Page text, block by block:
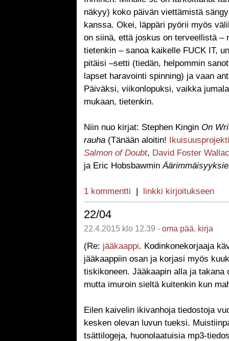
näkyy) koko päivän viettämistä
kanssa. Okei, läppäri pyörii myös
on siinä, että joskus on terveellistä –
tietenkin – sanoa kaikelle FUCK IT,
pitäisi –setti (tiedän, helpommin
lapset haravointi spinning) ja vaan
Päiväksi, viikonlopuksi, vaikka
mukaan, tietenkin.
Niin nuo kirjat: Stephen Kingin On
rauha (Tänään aloitin! Ikuisuusprojekti
Salmon of Doubt, David Foster
ja Eric Hobsbawmin
1 kommentti | linkki kirjoitukseen
22/04
22.4.2015 klo 12.39 - oma pää, kirja
(Re: jääkaappi. Kodinkonekorjaaja
jääkaappiin osan ja korjasi myös
tiskikoneen. Jääkaapin alla ja takana
mutta imuroin sieltä kuitenkin kun
Eilen kaivelin ikivanhoja tiedostoja
kesken olevan luvun tueksi.
tsättilogeja, huonolaatuisia mp3-